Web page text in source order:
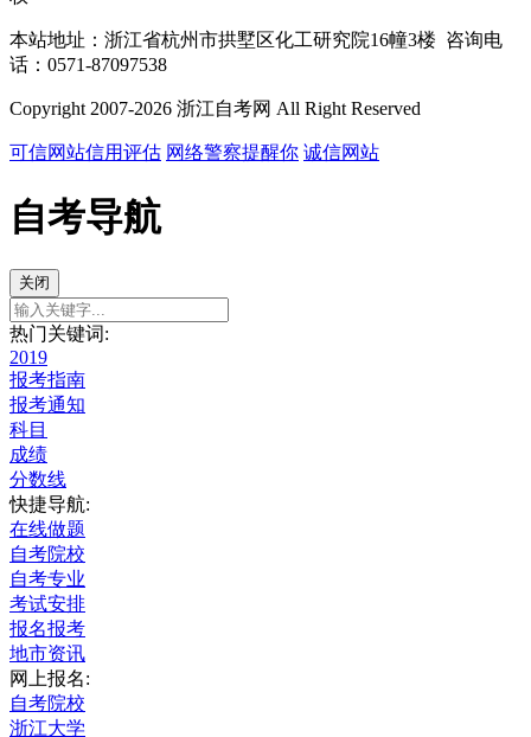
本站地址：浙江省杭州市拱墅区化工研究院16幢3楼 咨询电
话：0571-87097538
Copyright 2007-2026 浙江自考网 All Right Reserved
可信网站信用评估 网络警察提醒你 诚信网站
自考导航
关闭
热门关键词:
2019
报考指南
报考通知
科目
成绩
分数线
快捷导航:
在线做题
自考院校
自考专业
考试安排
报名报考
地市资讯
网上报名:
自考院校
浙江大学